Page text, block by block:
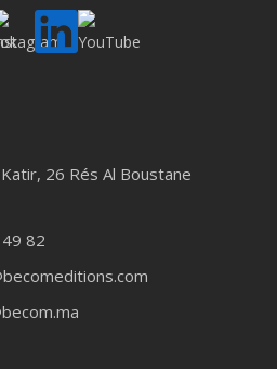
26 Rés Al Boustane
82